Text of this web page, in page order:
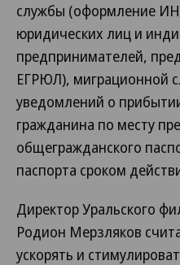
службы (оформление
юридических лиц и
предпринимателей,
ЕГРЮЛ), миграционной
уведомлений о
гражданина по месту
общегражданского
паспорта сроком
Директор Уральского
Родион Мерзляков
ускорять и